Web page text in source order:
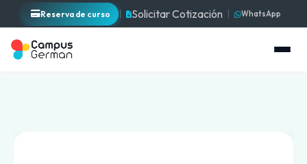
Reserva de curso Solicitar Cotización WhatsApp